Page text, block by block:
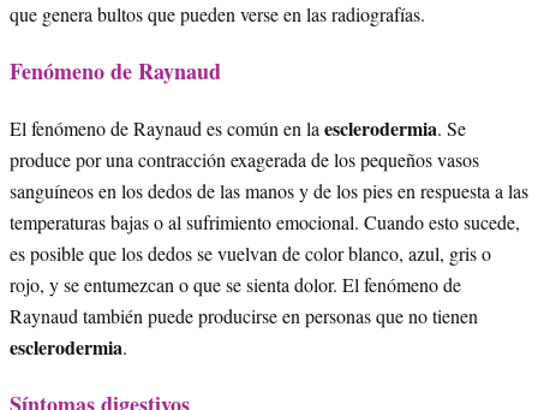
que genera bultos que pueden verse en las radiografías.
Fenómeno de Raynaud
El fenómeno de Raynaud es común en laesclerodermia. Se
produce por una contracción exagerada de los pequeños vasos
sanguíneos en los dedos de las manos y de los pies en respuesta a las
temperaturas bajas o al sufrimiento emocional. Cuando esto sucede,
es posible que los dedos se vuelvan de color blanco, azul, gris o
rojo, y se entumezcan o que se sienta dolor. El fenómeno de
Raynaud también puede producirse en personas que no tienen
esclerodermia.